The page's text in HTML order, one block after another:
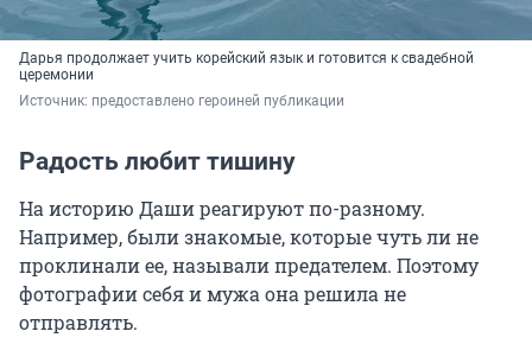
Дарья продолжает учить корейский язык и готовится к свадебной
церемонии
Источник: предоставлено героиней публикации
Радость любит тишину
На историю Даши реагируют по-разному.
Например, были знакомые, которые чуть ли не
проклинали ее, называли предателем. Поэтому
фотографии себя и мужа она решила не
отправлять.